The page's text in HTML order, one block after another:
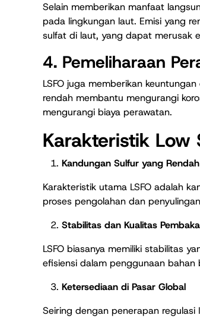
Selain memberikan manfaat
pada lingkungan laut. Emisi yang
sulfat di laut, yang dapat merusak
4. Pemeliharaan
LSFO juga memberikan
rendah membantu mengurangi
mengurangi biaya perawatan.
Karakteristik Low
Kandungan Sulfur yang Rendah
Karakteristik utama LSFO adalah
proses pengolahan dan
Stabilitas dan Kualitas
LSFO biasanya memiliki stabilitas
efisiensi dalam penggunaan
Ketersediaan di Pasar Global
Seiring dengan penerapan